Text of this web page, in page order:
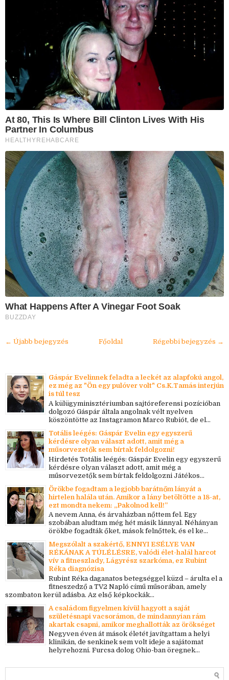
At 80, This Is Where Bill Clinton Lives With His
Partner In Columbus
HEALTHYREHABCARE
What Happens After A Vinegar Foot Soak
BUZZDAY
← Újabb bejegyzés Régebbi bejegyzés →
Főoldal
Gáspár Evelinnek feladta a leckét az alapfokú angol,
ez még az "Ön egy pulóver volt" Cs.K.Tamás interjún
is túl tesz
A külügyminisztériumban sajtóreferensi pozícióban
dolgozó Gáspár általa angolnak vélt nyelven
köszöntötte az Instagramon Marco Rubiót, de el...
Totális leégés: Gáspár Evelin egy egyszerű
kérdésre olyan választ adott, amit még a
műsorvezetők sem bírtak feldolgozni!
Hirdetés Totális leégés: Gáspár Evelin egy egyszerű
kérdésre olyan választ adott, amit még a
műsorvezetők sem bírtak feldolgozni Játékos...
Örökbe fogadtam a legjobb barátnőm lányát a
hirtelen halála után. Amikor a lány betöltötte a 18-at,
ezt mondta nekem: „Pakolnod kell!”
A nevem Anna, és árvaházban nőttem fel. Egy
szobában aludtam még hét másik lánnyal. Néhányan
örökbe fogadták őket, mások felnőttek, és el ke...
Megszólalt a szakértő, ENNYI ESÉLYE VAN
RÉKÁNAK A TÚLÉLÉSRE, valódi élet-halál harcot
vív a fitneszlady, Lágyrész szarkóma, ez Rubint
Réka diagnózisa
Rubint Réka daganatos betegséggel küzd – árulta el a
fitneszedző a TV2 Napló című műsorában, amely
szombaton kerül adásba. Az első képkockák...
A családom figyelmen kívül hagyott a saját
születésnapi vacsorámon, de mindannyian rám
akartak csapni, amikor meghallották az örökséget
Negyven éven át mások életét javítgattam a helyi
klinikán, de senkinek sem volt ideje a sajátomat
helyrehozni. Furcsa dolog Ohio-ban öregnek...